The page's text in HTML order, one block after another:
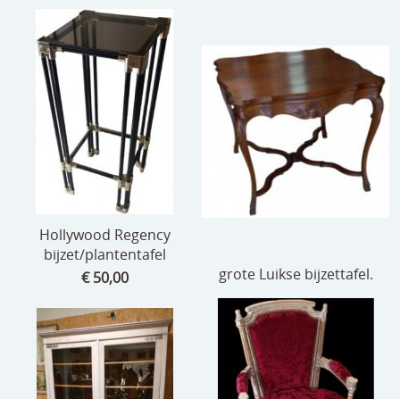
glaswerk
lamp/luchter
speelgoed
zilverwerk
klokken
spiegels
tapijten
boeken
Hollywood Regency
bijzet/plantentafel
€ 50,00
grote Luikse bijzettafel.